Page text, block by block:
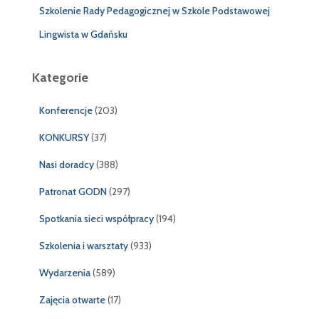
Szkolenie Rady Pedagogicznej w Szkole Podstawowej
Lingwista w Gdańsku
Kategorie
Konferencje(203)
KONKURSY(37)
Nasi doradcy(388)
Patronat GODN(297)
Spotkania sieci współpracy(194)
Szkolenia i warsztaty(933)
Wydarzenia(589)
Zajęcia otwarte(17)